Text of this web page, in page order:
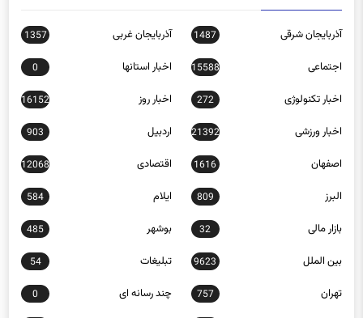
آذربایجان شرقی 1487 آذربایجان غربی 1357
اجتماعی 15588 اخبار استانها 0
اخبار تکنولوژی 272 اخبار روز 16152
اخبار ورزشی 21392 اردبیل 903
اصفهان 1616 اقتصادی 12068
البرز 809 ایلام 584
بازار مالی 32 بوشهر 485
بین الملل 9623 تبلیغات 54
تهران 757 چند رسانه ای 0